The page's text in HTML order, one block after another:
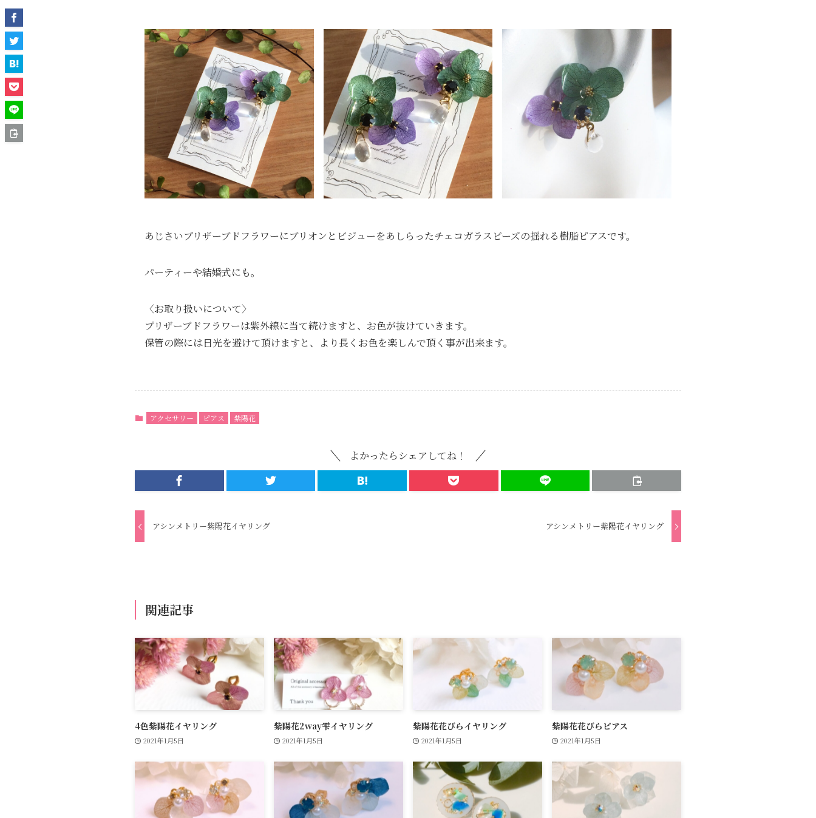
あじさいプリザーブドフラワーにブリオンとビジューをあしらったチェコガラスビーズの揺れる樹脂ピアスです。
パーティーや結婚式にも。
〈お取り扱いについて〉
プリザーブドフラワーは紫外線に当て続けますと、お色が抜けていきます。
保管の際には日光を避けて頂けますと、より長くお色を楽しんで頂く事が出来ます。
アクセサリー ピアス 紫陽花
よかったらシェアしてね！
アシンメトリー紫陽花イヤリング アシンメトリー紫陽花イヤリング
関連記事
4色紫陽花イヤリング
2021年1月5日
紫陽花2way雫イヤリング
2021年1月5日
紫陽花花びらイヤリング
2021年1月5日
紫陽花花びらピアス
2021年1月5日